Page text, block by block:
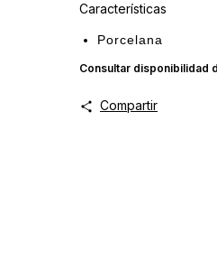
Características
Porcelana
Consultar disponibilidad
Compartir